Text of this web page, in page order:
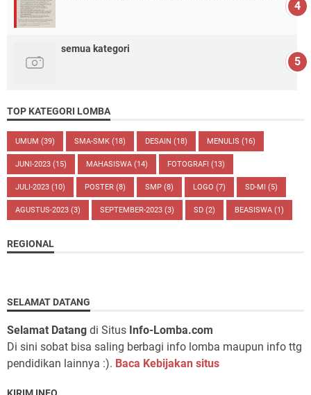
semua kategori
TOP KATEGORI LOMBA
UMUM (39) SMA-SMK (18) DESAIN (18) MENULIS (16)
JUNI-2023 (15) MAHASISWA (14) FOTOGRAFI (13)
JULI-2023 (10) POSTER (8) SMP (8) LOGO (7) SD-MI (5)
AGUSTUS-2023 (3) SEPTEMBER-2023 (3) SD (2) BEASISWA (1)
REGIONAL
SELAMAT DATANG
Selamat Datang di Situs Info-Lomba.com
Di sini sobat bisa saling berbagi info lomba maupun info ttg
pendidikan lainnya :). Baca Kebijakan situs